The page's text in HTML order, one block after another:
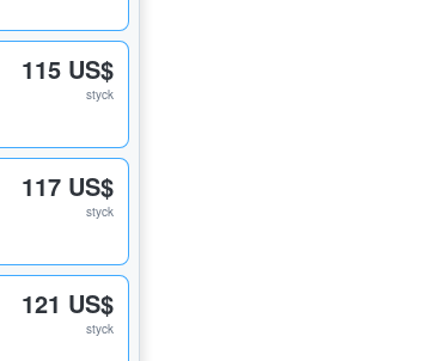
115 US$
styck
117 US$
styck
121 US$
styck